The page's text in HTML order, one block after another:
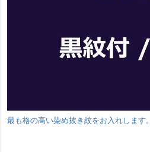
最も格の高い染め抜き紋をお入れします。